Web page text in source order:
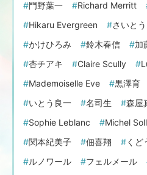
門野葉一
Richard Merritt
Hikaru Evergreen
さいと
かけひろみ
鈴木春信 加
杏チアキ
Claire Scully
Mademoiselle Eve
黒澤育
いとう良一
名司生 森屋
Sophie Leblanc
Michel
関本紀美子
佃喜翔 くど
ルノワール
フェルメール